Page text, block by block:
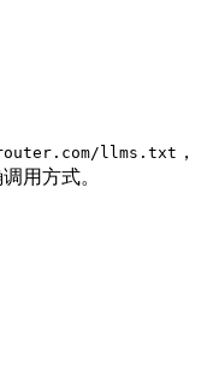
llms.txt ，
用方式。